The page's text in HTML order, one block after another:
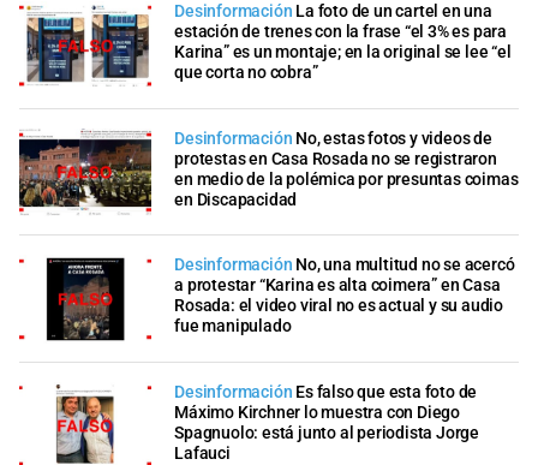
Desinformación La foto de un cartel en una
estación de trenes con la frase “el 3% es para
Karina” es un montaje; en la original se lee “el
que corta no cobra”
Desinformación No, estas fotos y videos de
protestas en Casa Rosada no se registraron
en medio de la polémica por presuntas coimas
en Discapacidad
Desinformación No, una multitud no se acercó
a protestar “Karina es alta coimera” en Casa
Rosada: el video viral no es actual y su audio
fue manipulado
Desinformación Es falso que esta foto de
Máximo Kirchner lo muestra con Diego
Spagnuolo: está junto al periodista Jorge
Lafauci